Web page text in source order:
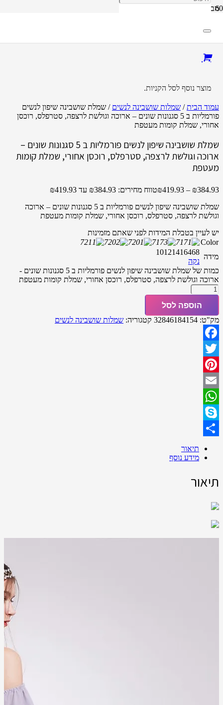
מוצר נוסף לסל הקניות.
מבצע!
עמוד הבית/ שמלות שושבינה לנשים / שמלת שושבינה שיפון לנשים
פורמליות ב 5 סגנונות שונים – ארוכה וגולשת לרצפה, סטרפלס, רוכסן
אחורי, שמלת קומות מעטפת
שמלת שושבינה שיפון לנשים פורמליות ב 5 סגנונות שונים –
ארוכה וגולשת לרצפה, סטרפלס, רוכסן אחורי, שמלת קומות
מעטפת
₪384.93
–
₪419.93
טווח מחירים: ⁦₪384.93⁩ עד ⁦₪419.93⁩
שמלת שושבינה שיפון לנשים פורמליות ב 5 סגנונות שונים – ארוכה
וגולשת לרצפה, סטרפלס, רוכסן אחורי, שמלת קומות מעטפת
יש לעיין בטבלת המידות לפני שאתם מזמינות
Color
מידה
10121416468
נקה
כמות של שמלת שושבינה שיפון לנשים פורמליות ב 5 סגנונות שונים -
ארוכה וגולשת לרצפה, סטרפלס, רוכסן אחורי, שמלת קומות מעטפת
הוספה לסל
מק"ט: 32846184154 קטגוריה: שמלות שושבינה לנשים
Facebook
Twitter
Pinterest
Email
WhatsApp
Skype
תיאור
מידע נוסף
תיאור